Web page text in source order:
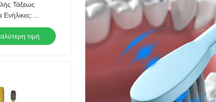
Τάξεως
για Εξαιρετική
για Ημερήσια
τιμή